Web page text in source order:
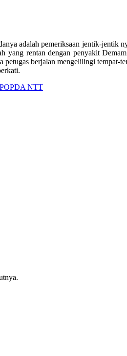
adalah pemeriksaan jentik-jentik
yang rentan dengan penyakit
berjalan mengelilingi
NTT